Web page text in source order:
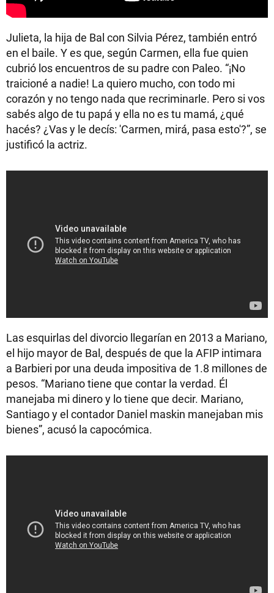
Julieta, la hija de Bal con Silvia Pérez, también entró
en el baile. Y es que, según Carmen, ella fue quien
cubrió los encuentros de su padre con Paleo. “¡No
traicioné a nadie! La quiero mucho, con todo mi
corazón y no tengo nada que recriminarle. Pero si vos
sabés algo de tu papá y ella no es tu mamá, ¿qué
hacés? ¿Vas y le decís: 'Carmen, mirá, pasa esto'?”, se
justificó la actriz.
Las esquirlas del divorcio llegarían en 2013 a Mariano,
el hijo mayor de Bal, después de que la AFIP intimara
a Barbieri por una deuda impositiva de 1.8 millones de
pesos. “Mariano tiene que contar la verdad. Él
manejaba mi dinero y lo tiene que decir. Mariano,
Santiago y el contador Daniel maskin manejaban mis
bienes”, acusó la capocómica.